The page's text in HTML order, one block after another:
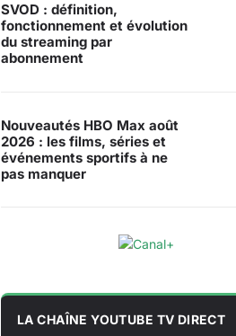
SVOD : définition,
fonctionnement et évolution
du streaming par
abonnement
Nouveautés HBO Max août
2026 : les films, séries et
événements sportifs à ne
pas manquer
LA CHAÎNE YOUTUBE TV DIRECT